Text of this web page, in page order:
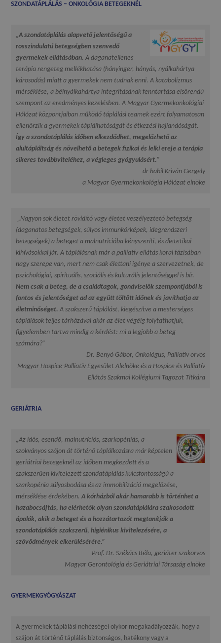
SZONDATÁPLÁLÁS – ONKOLÓGIA BETEGEKNÉL
„A szondatáplálás alapvető jelentőségű a
rosszindulatú betegségben szenvedő
gyermekek ellátásában. A daganatellenes
terápia rengeteg mellékhatása (hányinger, hányás, nyálkahártya
károsodás) miatt a gyermekek nem tudnak enni. A katabolizmus
mérséklése, a bélnyálkahártya integritásának fenntartása elsőrendű
szempont az eredményes kezelésben. A Magyar Gyermekonkológiai
Hálózat központjaiban működő táplálási teamek ezért folyamatosan
ellenőrzik a gyermekek táplálhatóságát és étkezési hajlandóságát.
Így a szondatáplálás időben elkezdődhet, megelőzhető az
alultápláltság és növelhető a betegek fizikai és lelki ereje a terápia
sikeres továbbviteléhez, a végleges gyógyulásért.”
dr habil Kriván Gergely
a Magyar Gyermekonkológia Hálózat elnöke
„Nagyon sok életet rövidítő vagy életet veszélyeztető betegség
(daganatos betegségek, súlyos immunkórképek, idegrendszeri
betegségek) a beteget a malnutricióba kényszeríti, és dietetikai
kihívásokkal jár. A táplálásnak már a palliatív ellátás korai fázisában
nagy szerepe van, mert nem csak élettani igénye a szervezetnek, de
pszichológiai, spirituális, szociális és kulturális jelentőséggel is bír.
Nem csak a beteg, de a családtagok, gondviselők szempontjából is
fontos és jelentőséget ad az együtt töltött időnek és javíthatja az
életminőséget. A szakszerű táplálást, kiegészítve a mesterséges
táplálások teljes tárházával akár az élet végéig folytathatjuk,
figyelemben tartva mindig a kérdést: mi a legjobb a beteg
számára?”
Dr. Benyó Gábor, Onkológus, Palliativ orvos
Magyar Hospice-Palliatív Egyesület Alelnöke és a Hospice és Palliatív
Ellátás Szakmai Kollégiumi Tagozat Titkára
GERIÁTRIA
„Az idős, esendő, malnutríciós, szarkopéniás, a
szokványos szájon át történő táplálkozásra már képtelen
geriátriai betegeknél az időben megkezdett és a
szakszerűen kivitelezett szondatáplálás kulcsfontosságú a
szarkopénia súlyosbodása és az immobilizáció megelőzése,
mérséklése érdekében.A kórházból akár hamarabb is történhet a
hazabocsájtás, ha elérhetők olyan szondatáplálára szakosodott
ápolók, akik a beteget és a hozzátartozót megtanítják a
szondatáplálás szakszerű, higiénikus kivitelezésére, a
szövődmények elkerülésérére.”
Prof. Dr. Székács Béla, geriáter szakorvos
Magyar Gerontológia és Geriátriai Társaság elnöke
GYERMEKGYÓGYÁSZAT
A gyermekek táplálási nehézségei olykor megakadályozzák, hogy a
szájon át történő táplálás biztonságos, hatékony vagy a